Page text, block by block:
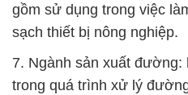
gồm sử dụng trong việc
sạch thiết bị nông nghiệp.
7. Ngành sản xuất
trong quá trình xử lý